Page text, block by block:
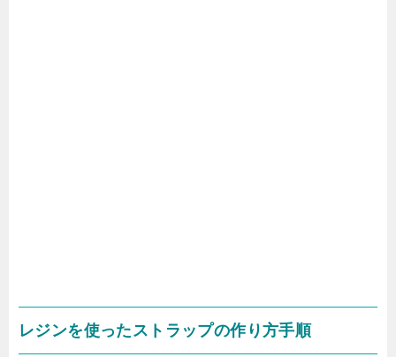
レジンを使ったストラップの作り方手順